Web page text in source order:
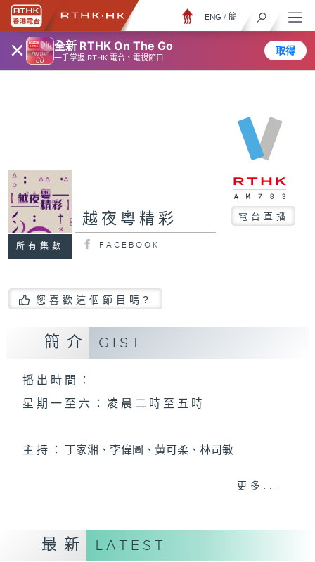
× 全新 RTHK On The Go
一手掌握 RTHK 電台、電視節目
取得
ENG / 簡
所有集數
越夜粵精彩 電台直播
FACEBOOK
您喜歡這個節目嗎?
簡介 GIST
播 出 時 間 ：
星 期 一 至 六 ： 凌 晨 二 時 至 五 時
主 持 ： 丁家湘、李偉圖、黃可柔、林司敏
務求令每一個晚上越夜「粤」精彩。
更多...
最新 LATEST